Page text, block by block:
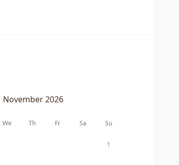
November 2026
We Th Fr Sa Su
1